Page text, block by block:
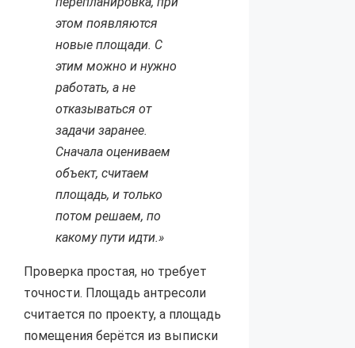
этом появляются
новые площади. С
этим можно и нужно
работать, а не
отказываться от
задачи заранее.
Сначала оцениваем
объект, считаем
площадь, и только
потом решаем, по
какому пути идти.»
Проверка простая, но требует
точности. Площадь антресоли
считается по проекту, а площадь
помещения берётся из выписки